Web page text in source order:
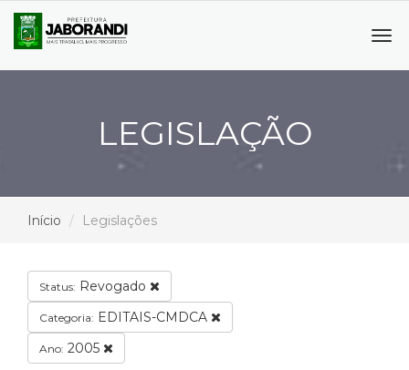
LEGISLAÇÃO
Início Legislações
Status: Revogado
Categoria: EDITAIS-CMDCA
Ano: 2005